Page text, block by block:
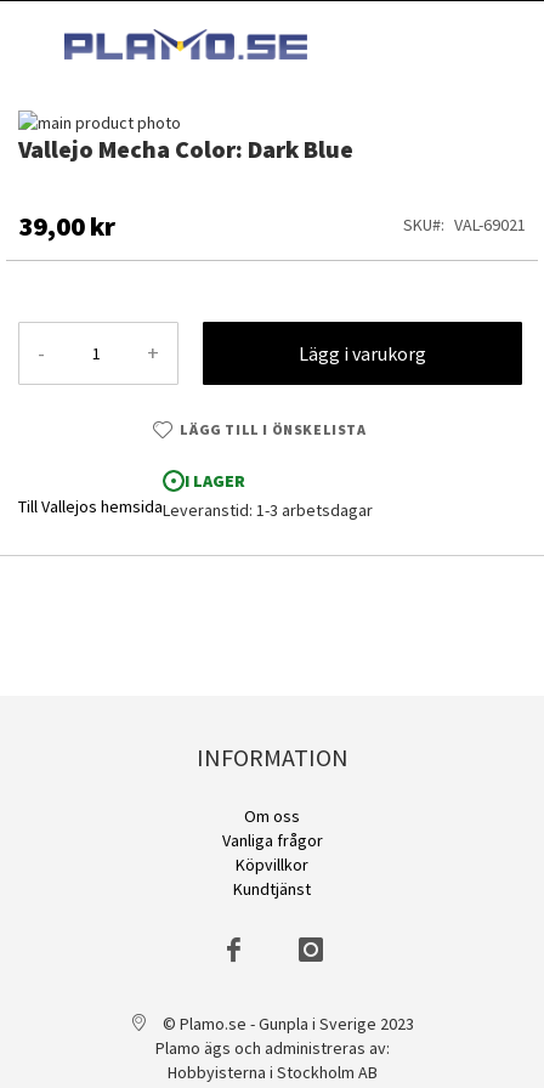
INNEHÅLLET
Vallejo Mecha Color: Dark Blue
39,00 kr SKU VAL-69021
- + Lägg i varukorg
LÄGG TILL I ÖNSKELISTA
Till Vallejos hemsida
I LAGER
Leveranstid: 1-3 arbetsdagar
Hoppa
till
bildgalleriet
Vallejo Mecha Color: Dark Blue
Hoppa
av
bildgalleriet
INFORMATION
Om oss
Vanliga frågor
Köpvillkor
Kundtjänst
© Plamo.se - Gunpla i Sverige 2023
Plamo ägs och administreras av:
Hobbyisterna i Stockholm AB